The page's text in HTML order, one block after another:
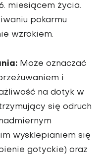
miesiącem życia.
pokarmu
wzrokiem.
Może oznaczać
i
na dotyk w
się odruch
wysklepianiem się
gotyckie) oraz